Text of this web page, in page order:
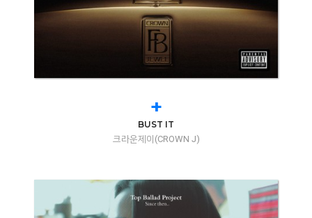
+
BUST IT
크라운제이(CROWN J)